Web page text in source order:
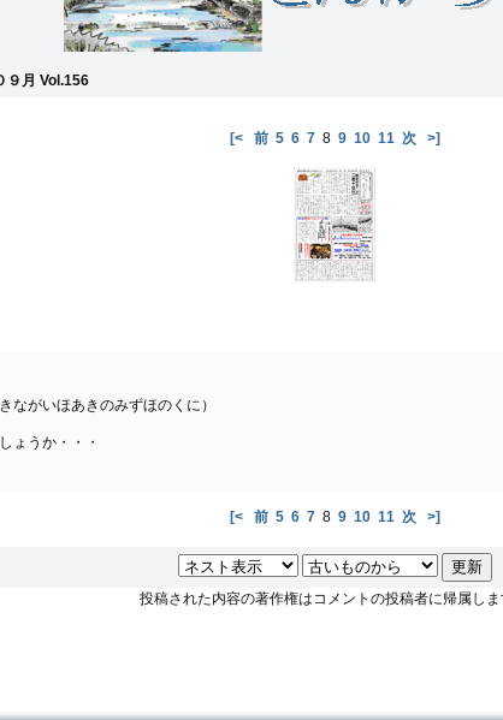
９月 Vol.156
[< 前 5 6 78 9 10 11 次 >]
ながいほあきのみずほのくに）
ょうか・・・
[< 前 5 6 78 9 10 11 次 >]
投稿された内容の著作権はコメントの投稿者に帰属し